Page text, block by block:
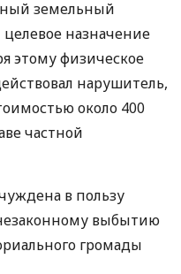
земельный
назначение
этому физическое
нарушитель,
около 400
частной
в пользу
выбытию
громады